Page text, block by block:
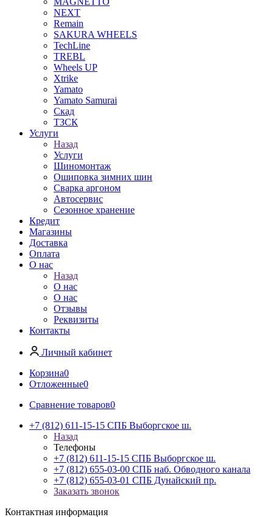
NEXT
Remain
SAKURA WHEELS
TechLine
TREBL
Wheels UP
Xtrike
Yamato
Yamato Samurai
Скад
ТЗСК
Услуги
Назад
Услуги
Шиномонтаж
Ошиповка зимних шин
Сварка аргоном
Автосервис
Сезонное хранение
Кредит
Магазины
Доставка
Оплата
О нас
Назад
О нас
О нас
Отзывы
Реквизиты
Контакты
Личный кабинет
Корзина0
Отложенные0
Сравнение товаров0
+7 (812) 611-15-15 СПБ Выборгское ш.
Назад
Телефоны
+7 (812) 611-15-15 СПБ Выборгское ш.
+7 (812) 655-03-00 СПБ наб. Обводного канала
+7 (812) 655-03-01 СПБ Дунайский пр.
Заказать звонок
Контактная информация